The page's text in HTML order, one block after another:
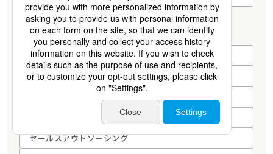
カテゴリ
データ基盤構築・データ分析
リードジェネレーション
営業組織変革コンサルティング
セールスアウトソーシング